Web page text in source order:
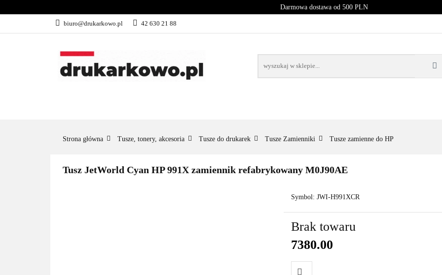
Darmowa dostawa od 500 PLN
biuro@drukarkowo.pl 42 630 21 88
KATEGORIE PROMOCJE NOWOŚCI BESTSELLERY BLOG
Strona główna Tusze, tonery, akcesoria Tusze do drukarek Tusze Zamienniki Tusze zamienne do HP
Tusz JetWorld Cyan HP 991X zamiennik refabrykowany M0J90AE
Symbol: JWI-H991XCR
Brak towaru
7380.00